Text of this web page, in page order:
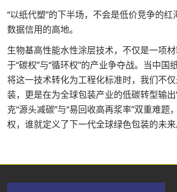
“以纸代塑”的下半场，不会是低价竞争的
数据信用的高地。
生物基高性能水性涂层技术，不仅是一项
于“碳权”与“循环权”的产业争夺战。当中国
将这一技术转化为工程化标准时，我们不
装，更是在为全球包装产业的低碳转型输出
克“源头减碳”与“易回收高再浆率”双重难题
权，谁就定义了下一代全球绿色包装的未来